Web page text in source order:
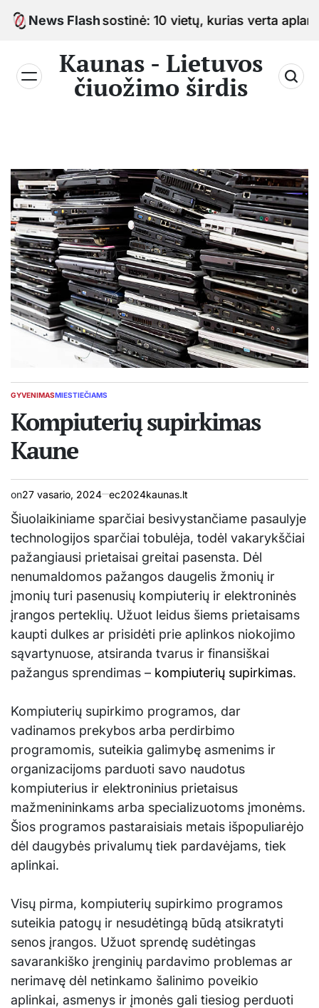
Skip
News Flash
sostinė: 10 vietų, kurias verta aplankyti
Kaunas - Lietuvos
čiuožimo širdis
POSTED
GYVENIMASMIESTIEČIAMS
Kompiuterių supirkimas
Kaune
on27 vasario, 2024 ec2024kaunas.lt
Šiuolaikiniame sparčiai besivystančiame pasaulyje
technologijos sparčiai tobulėja, todėl vakarykščiai
pažangiausi prietaisai greitai pasensta. Dėl
nenumaldomos pažangos daugelis žmonių ir
įmonių turi pasenusių kompiuterių ir elektroninės
įrangos perteklių. Užuot leidus šiems prietaisams
kaupti dulkes ar prisidėti prie aplinkos niokojimo
sąvartynuose, atsiranda tvarus ir finansiškai
pažangus sprendimas – kompiuterių supirkimas.
Kompiuterių supirkimo programos, dar
vadinamos prekybos arba perdirbimo
programomis, suteikia galimybę asmenims ir
organizacijoms parduoti savo naudotus
kompiuterius ir elektroninius prietaisus
mažmenininkams arba specializuotoms įmonėms.
Šios programos pastaraisiais metais išpopuliarėjo
dėl daugybės privalumų tiek pardavėjams, tiek
aplinkai.
Visų pirma, kompiuterių supirkimo programos
suteikia patogų ir nesudėtingą būdą atsikratyti
senos įrangos. Užuot sprendę sudėtingas
savarankiško įrenginių pardavimo problemas ar
nerimavę dėl netinkamo šalinimo poveikio
aplinkai, asmenys ir įmonės gali tiesiog perduoti